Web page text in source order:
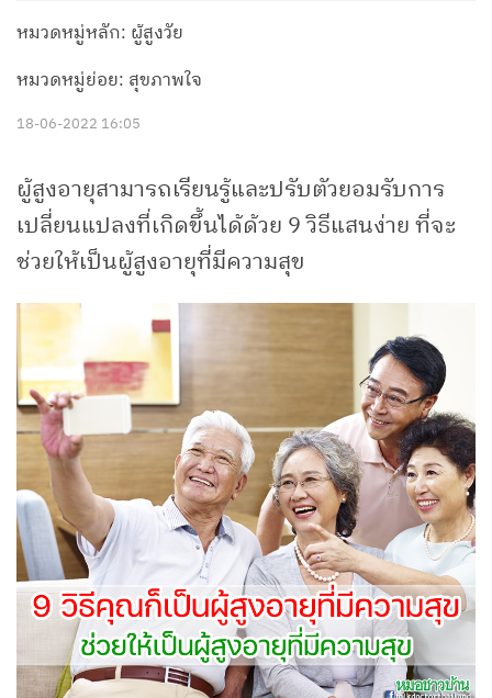
หมวดหมู่หลัก: ผู้สูงวัย
หมวดหมู่ย่อย: สุขภาพใจ
18-06-2022 16:05
ผู้สูงอายุสามารถเรียนรู้และปรับตัวยอมรับการ
เปลี่ยนแปลงที่เกิดขึ้นได้ด้วย 9 วิธีแสนง่าย ที่จะ
ช่วยให้เป็นผู้สูงอายุที่มีความสุข